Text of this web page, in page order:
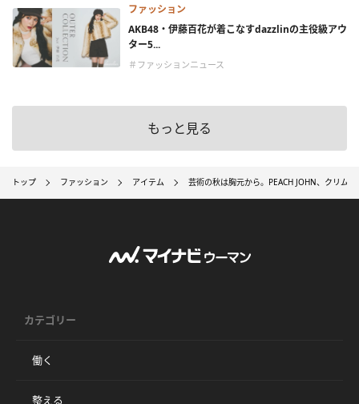
ファッション
AKB48・伊藤百花が着こなすdazzlinの主役級アウ
ター5...
＃ファッションニュース
もっと見る
トップ ファッション アイテム 芸術の秋は胸元から。PEACH JOHN、クリム
カテゴリー
働く
整える